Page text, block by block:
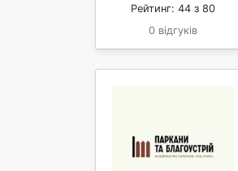
Рейтинг: 44 з 80
0 відгуків